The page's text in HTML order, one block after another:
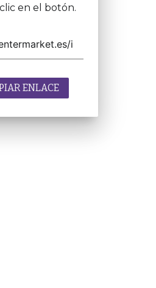
en el botón.
ENLACE